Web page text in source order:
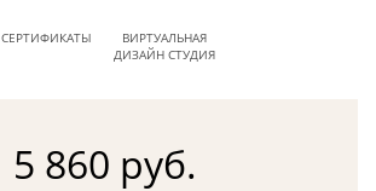
СЕРТИФИКАТЫ
ВИРТУАЛЬНАЯ
ДИЗАЙН СТУДИЯ
5 860 руб.